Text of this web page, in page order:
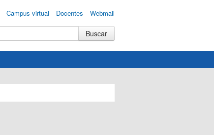
Campus virtual Docentes Webmail